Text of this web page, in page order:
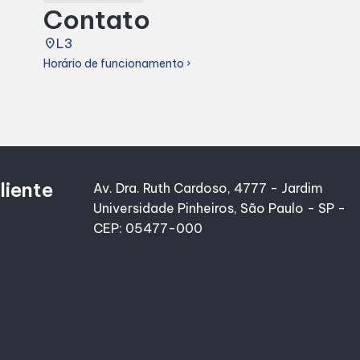
Contato
placeL3
Horário de funcionamento chevron_right
Av. Dra. Ruth Cardoso, 4777 - Jardim
Universidade Pinheiros, São Paulo - SP -
CEP: 05477-000